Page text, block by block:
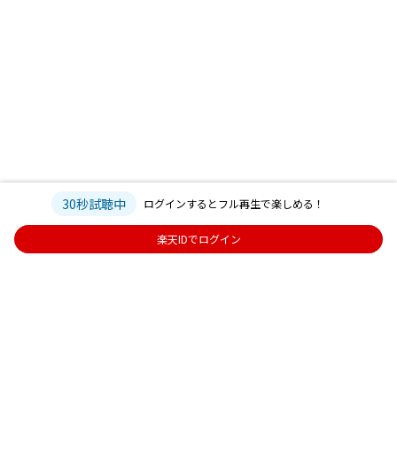
30秒試聴中 ログインするとフル再生で楽しめる！
楽天IDでログイン